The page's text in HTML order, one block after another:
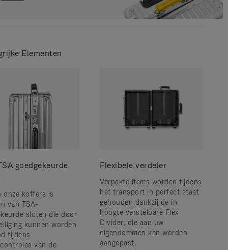
Elementen
goedgekeurde
onze koffers is
van TSA-
sloten die door
kunnen worden
tijdens
van de
Flexibele verdeler
Verpakte items worden tijdens
het transport in perfect staat
gehouden dankzij de in
hoogte verstelbare Flex
Divider, die aan uw
eigendommen kan worden
aangepast.